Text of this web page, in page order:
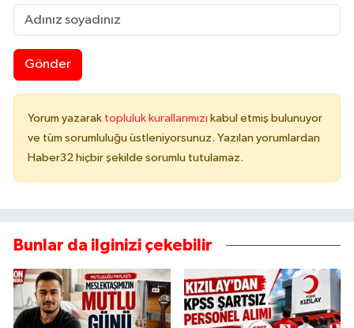
Gönder
Yorum yazarak topluluk kurallarımızı kabul etmiş bulunuyor
ve tüm sorumluluğu üstleniyorsunuz. Yazılan yorumlardan
Haber32 hiçbir şekilde sorumlu tutulamaz.
Bunlar da ilginizi çekebilir